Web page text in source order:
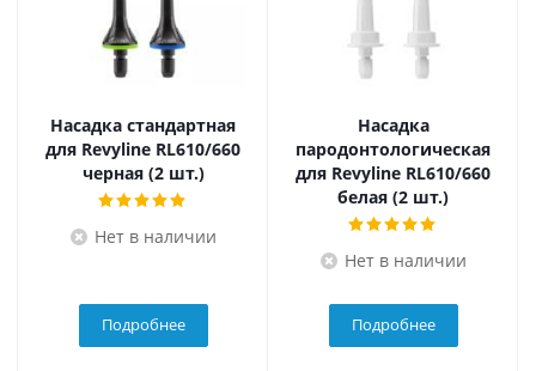
Насадка стандартная
для Revyline RL610/660
черная (2 шт.)
Нет в наличии
Подробнее
Насадка
пародонтологическая
для Revyline RL610/660
белая (2 шт.)
Нет в наличии
Подробнее